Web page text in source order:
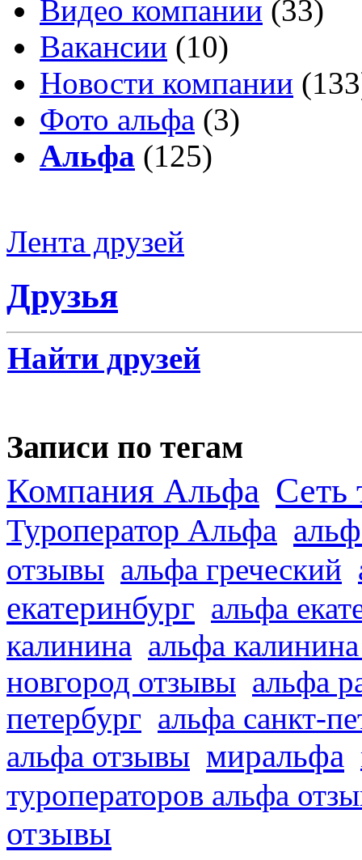
Видео компании (33)
Вакансии (10)
Новости компании
Фото альфа (3)
Альфа (125)
Лента друзей
Друзья
Найти друзей
Записи по тегам
Компания Альфа Сеть
Туроператор Альфа
отзывы альфа греческий
екатеринбург альфа
калинина альфа
новгород отзывы альфа
петербург альфа санкт-
альфа отзывы миральфа
туроператоров альфа
отзывы